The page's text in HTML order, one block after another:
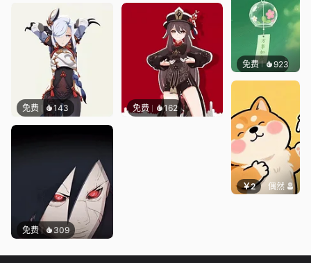
免费 143 免费 162
免费 309
免费 923好看
￥2 偶然